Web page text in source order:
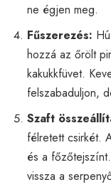
ne égjen meg.
Fűszerezés:
hozzá az őrölt
kakukkfüvet.
felszabaduljon,
Szaft
félretett csirkét.
és a
vissza a